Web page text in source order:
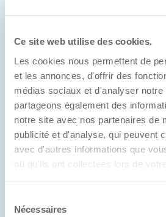
Ce site web utilise des cookies.
Les cookies nous permettent de
et les annonces, d'offrir des
médias sociaux et d'analyser notre
partageons également des
notre site avec nos partenaires de
publicité et d'analyse, qui peuvent
avec d'autres informations que
ou qu'ils ont collectées lors de
Nécessaires
11 juin 2026
Anick Métivier devient
président de la CCI3R
C’est lors de son assemblée
tenue hier que la Chambre de
d’industries de ...
Lire la suite